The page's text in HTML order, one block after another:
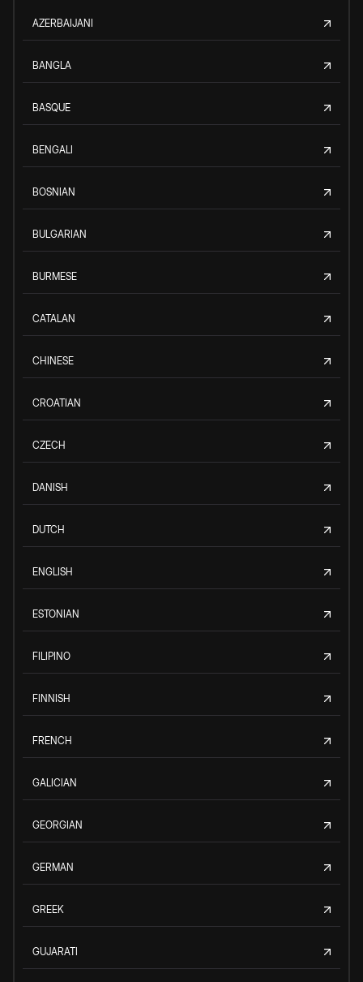
AZERBAIJANI
BANGLA
BASQUE
BENGALI
BOSNIAN
BULGARIAN
BURMESE
CATALAN
CHINESE
CROATIAN
CZECH
DANISH
DUTCH
ENGLISH
ESTONIAN
FILIPINO
FINNISH
FRENCH
GALICIAN
GEORGIAN
GERMAN
GREEK
GUJARATI